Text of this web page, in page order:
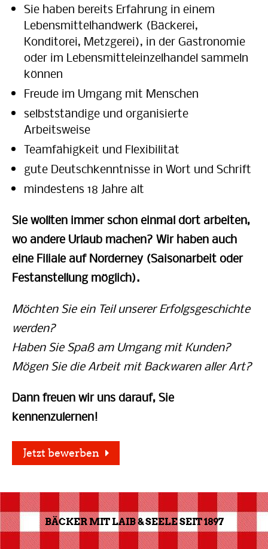
Sie haben bereits Erfahrung in einem
Lebensmittelhandwerk (Bäckerei,
Konditorei, Metzgerei), in der Gastronomie
oder im Lebensmitteleinzelhandel sammeln
können
Freude im Umgang mit Menschen
selbstständige und organisierte
Arbeitsweise
Teamfähigkeit und Flexibilität
gute Deutschkenntnisse in Wort und Schrift
mindestens 18 Jahre alt
Sie wollten immer schon einmal dort arbeiten,
wo andere Urlaub machen? Wir haben auch
eine Filiale auf Norderney (Saisonarbeit oder
Festanstellung möglich).
Möchten Sie ein Teil unserer Erfolgsgeschichte
werden?
Haben Sie Spaß am Umgang mit Kunden?
Mögen Sie die Arbeit mit Backwaren aller Art?
Dann freuen wir uns darauf, Sie
kennenzulernen!
Jetzt bewerben
BÄCKER MIT LAIB & SEELE SEIT 1897